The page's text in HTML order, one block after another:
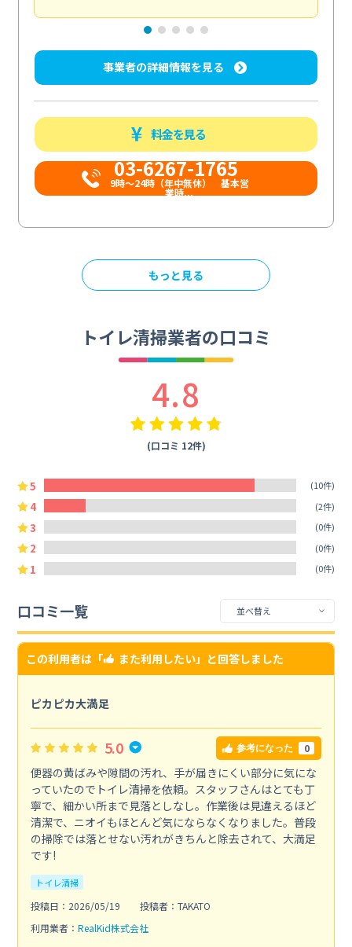
事業者の詳細情報を見る
料金を見る
03-6267-1765
9時〜24時（年中無休） 基本営
業時...
もっと見る
トイレ清掃業者の口コミ
4.8
(口コミ 12件)
5 (10件)
4 (2件)
3 (0件)
2 (0件)
1 (0件)
口コミ一覧
この利用者は「 また利用したい」と回答しました
ピカピカ大満足
5.0 参考になった 0
便器の黄ばみや隙間の汚れ、手が届きにくい部分に気にな
っていたのでトイレ清掃を依頼。スタッフさんはとても丁
寧で、細かい所まで見落としなし。作業後は見違えるほど
清潔で、ニオイもほとんど気にならなくなりました。普段
の掃除では落とせない汚れがきちんと除去されて、大満足
です!
トイレ清掃
投稿日：2026/05/19
投稿者：TAKATO
利用業者： RealKid株式会社